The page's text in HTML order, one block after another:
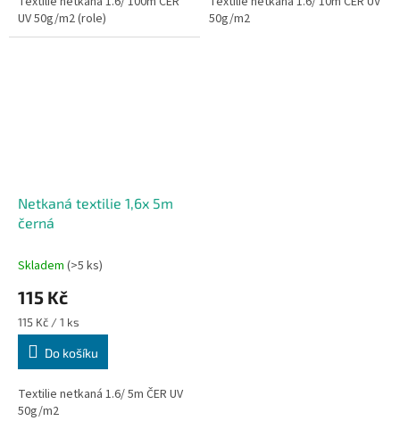
UV 50g/m2 (role)
50g/m2
Netkaná textilie 1,6x 5m
černá
Skladem (>5 ks)
115 Kč
Měrná
cena:
115 Kč / 1 ks
Do košíku
Textilie netkaná 1.6/ 5m ČER UV
50g/m2